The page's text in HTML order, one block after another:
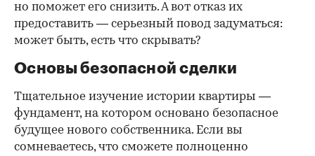
но поможет его снизить. А вот отказ их
предоставить — серьезный повод задуматься:
может быть, есть что скрывать?
Основы безопасной сделки
Тщательное изучение истории квартиры —
фундамент, на котором основано безопасное
будущее нового собственника. Если вы
сомневаетесь, что сможете полноценно